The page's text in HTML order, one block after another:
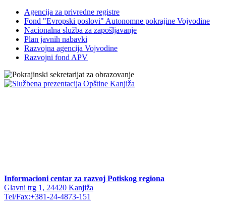
Agencija za privredne registre
Fond "Evropski poslovi" Autonomne pokrajine Vojvodine
Nacionalna služba za zapošljavanje
Plan javnih nabavki
Razvojna agencija Vojvodine
Razvojni fond APV
Informacioni centar za razvoj Potiskog regiona
Glavni trg 1, 24420 Kanjiža
Tel/Fax:+381-24-4873-151